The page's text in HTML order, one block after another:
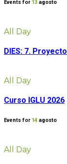
Events for 13 agosto
All Day
DIES: 7.
All Day
Curso IGLU 2026
Events for 14 agosto
All Day